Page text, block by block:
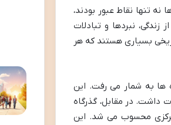
تنها نقاط عبور بودند،
نبردها و تبادلات
بسیاری هستند که هر
ها به شمار می رفت. این
داشت. در مقابل، گذرگاه
محسوب می شد. این